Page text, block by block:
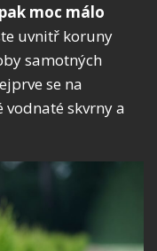
moc málo
uvnitř koruny
samotných
se na
skvrny a